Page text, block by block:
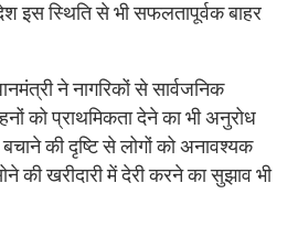
इस स्थिति से भी सफलतापूर्वक बाहर
ने नागरिकों से सार्वजनिक
को प्राथमिकता देने का भी अनुरोध
बचाने की दृष्टि से लोगों को अनावश्यक
की खरीदारी में देरी करने का सुझाव भी